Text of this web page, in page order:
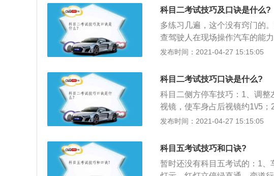
前看左线到中间；左打方向整
平库线；停稳车身挂一挡，不
圈；线到中间回两圈，车身出
3、科目一是机动车驾驶培训教
个科目，考试由公安机关交通
目三依次进行，前一科目考试
不合格的，继续该科目考试。
科目二考试技巧及口诀是什么?
多练习几遍，这个没有窍门的
查驾驶人在现场操作汽车的能
动中操纵车辆从两侧正确倒入
成为“侧方停车位”；3、坡道定
中科目二的一个考核点，考试
停车，考察方向、制动、离合
驶员考试第二题的一个考核点
纵转向的能力，准确判断车辆
不得挤压路边缘线，方向运用自
发布时间：2021-04-27 15:15:05
科目二考试技巧口诀是什么?
科目二侧方停车技巧：1、调
视镜，使车身占后视镜约1\/5
驶，车轮距左边线50cm，行驶
半；4、当左侧后视镜出现车库
从左后视镜看左后车轮，马上
立即停车就可以啦。
发布时间：2021-04-27 15:15:05
科目五考试技巧和口诀?
暂时还没有科目五考试的：1、